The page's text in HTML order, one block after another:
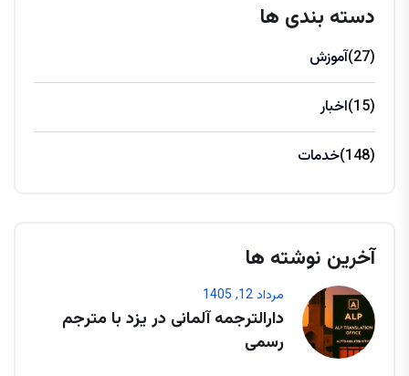
دسته بندی ها
آموزش (27)
اخبار (15)
خدمات (148)
آخرین نوشته ها
مرداد 12, 1405
دارالترجمه آلمانی در یزد با مترجم
رسمی